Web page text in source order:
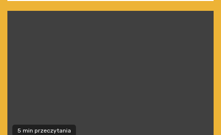
5 min przeczytania